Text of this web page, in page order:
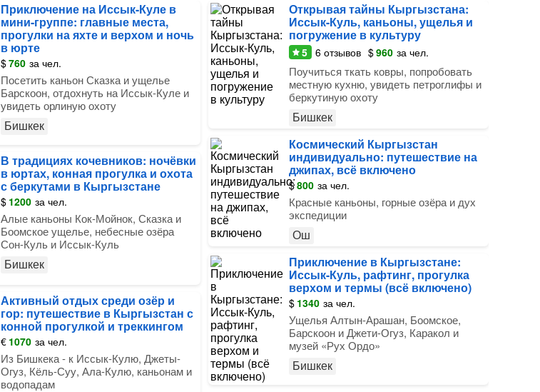
Приключение на Иссык-Куле в
мини-группе: главные места,
прогулки на яхте и верхом и ночь
в юрте
$760 за чел.
Посетить каньон Сказка и ущелье
Барскоон, отдохнуть на Иссык-Куле и
увидеть орлиную охоту
Бишкек
В традициях кочевников: ночёвки
в юртах, конная прогулка и охота
с беркутами в Кыргызстане
$ 1200 за чел.
Алые каньоны Кок-Мойнок, Сказка и
Боомское ущелье, небесные озёра
Сон-Куль и Иссык-Куль
Бишкек
Активный отдых среди озёр и
гор: путешествие в Кыргызстан с
конной прогулкой и треккингом
€ 1070 за чел.
Из Бишкека - к Иссык-Кулю, Джеты-
Огуз, Кёль-Суу, Ала-Кулю, каньонам и
водопадам
Открывая тайны Кыргызстана:
Иссык-Куль, каньоны, ущелья и
погружение в культуру
5 6отзывов $960 за чел.
Поучиться ткать ковры, попробовать
местную кухню, увидеть петроглифы и
беркутиную охоту
Бишкек
Космический Кыргызстан
индивидуально: путешествие на
джипах, всё включено
$800 за чел.
Красные каньоны, горные озёра и дух
экспедиции
Ош
Приключение в Кыргызстане:
Иссык-Куль, рафтинг, прогулка
верхом и термы (всё включено)
$ 1340 за чел.
Ущелья Алтын-Арашан, Боомское,
Барскоон и Джети-Огуз, Каракол и
музей «Рух Ордо»
Бишкек